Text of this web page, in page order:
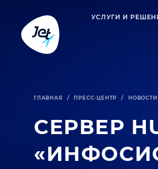
УСЛУГИ И
ГЛАВНАЯ / ПРЕСС-ЦЕНТР / НОВОСТИ
СЕРВЕР